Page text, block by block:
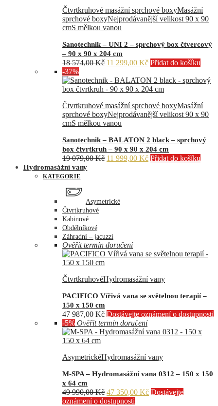
Čtvrtkruhové masážní sprchové boxyMasážní
sprchové boxyNejprodávanější velikost 90 x 90
cmS mělkou vanou
Sanotechnik – UNI 2 – sprchový box čtvercový
– 90 x 90 x 204 cm
18 574,00Kč Původní
byla:
18
11 299,00 KčAktuální
je:
11
Přidat do košíku
-37%
Čtvrtkruhové masážní sprchové boxyMasážní
sprchové boxyNejprodávanější velikost 90 x 90
cmS mělkou vanou
Sanotechnik – BALATON 2 black – sprchový
box čtvrtkruh – 90 x 90 x 204 cm
19 079,00Kč Původní
11 999,00 KčAktuální
Přidat do košíku
Hydromasážní vany
KATEGORIE
Asymetrické
Čtvrtkruhové
Kabinové
Obdélníkové
Záhradní – jacuzzi
Ověřit termín doručení
ČtvrtkruhovéHydromasážní vany
PACIFICO Vířivá vana se světelnou terapií –
150 x 150 cm
47 987,00 Kč Dostávejte oznámení o dostupnosti
-5% Ověřit termín doručení
AsymetrickéHydromasážní vany
M-SPA – Hydromasážní vana 0312 – 150 x 150
x 64 cm
49 990,00Kč Původní
cena
47 350,00 KčAktuální
Dostávejte
oznámení o dostupnosti